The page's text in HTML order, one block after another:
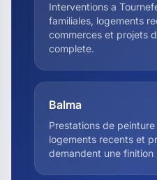
Interventions a
familiales, logements
commerces et projets
complete.
Balma
Prestations de
logements recents et
demandent une